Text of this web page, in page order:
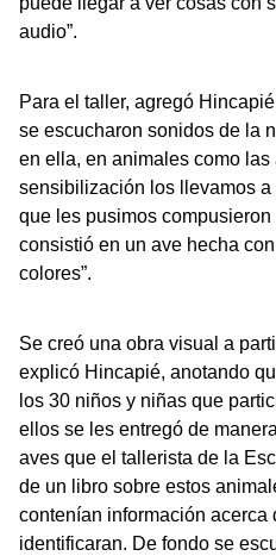
audio”.
Para el taller, agregó
se escucharon sonidos de la
en ella, en animales como las
sensibilización los llevamos
que les pusimos
consistió en un ave hecha
colores”.
Se creó una obra visual a
explicó Hincapié, anotando
los 30 niños y niñas que
ellos se les entregó de
aves que el tallerista de la
de un libro sobre estos
contenían información acerca
identificaran. De fondo se